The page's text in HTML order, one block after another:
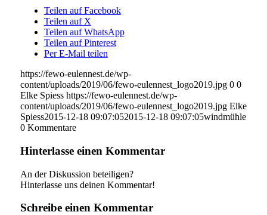
Teilen auf Facebook
Teilen auf X
Teilen auf WhatsApp
Teilen auf Pinterest
Per E-Mail teilen
https://fewo-eulennest.de/wp-
content/uploads/2019/06/fewo-eulennest_logo2019.jpg 0 0
Elke Spiess https://fewo-eulennest.de/wp-
content/uploads/2019/06/fewo-eulennest_logo2019.jpg Elke
Spiess2015-12-18 09:07:052015-12-18 09:07:05windmühle
0 Kommentare
Hinterlasse einen Kommentar
An der Diskussion beteiligen?
Hinterlasse uns deinen Kommentar!
Schreibe einen Kommentar